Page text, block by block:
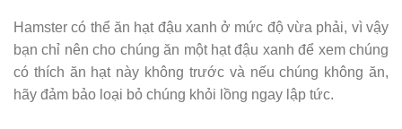
Hamster có thể ăn hạt đậu xanh ở mức độ vừa phải, vì vậy
bạn chỉ nên cho chúng ăn một hạt đậu xanh để xem chúng
có thích ăn hạt này không trước và nếu chúng không ăn,
hãy đảm bảo loại bỏ chúng khỏi lồng ngay lập tức.